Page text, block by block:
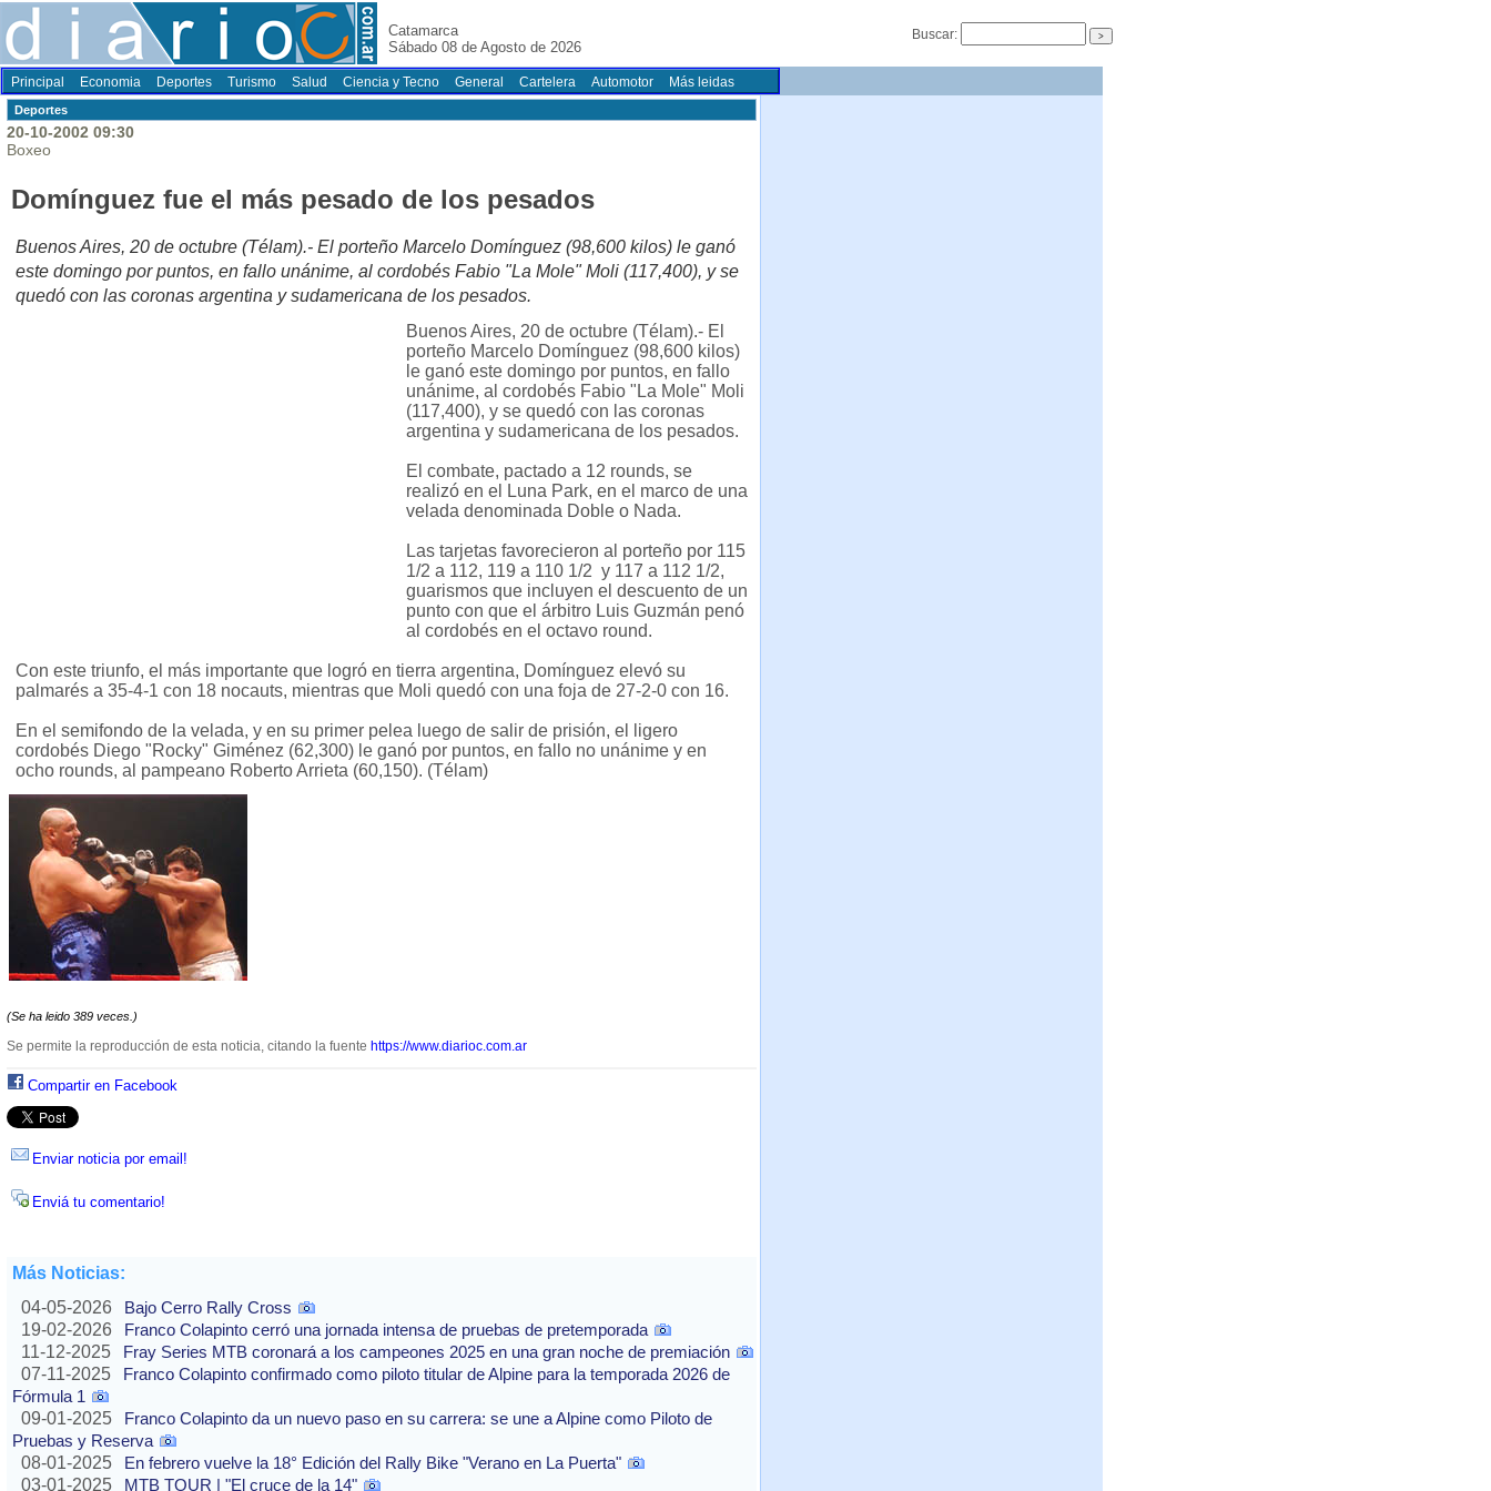
Catamarca
Sábado 08 de Agosto de 2026
Buscar:
Principal Economia Deportes Turismo Salud Ciencia y Tecno General Cartelera Automotor Más leidas
Deportes
20-10-2002 09:30
Boxeo
Domínguez fue el más pesado de los pesados
Buenos Aires, 20 de octubre (Télam).- El porteño Marcelo Domínguez (98,600 kilos) le ganó
este domingo por puntos, en fallo unánime, al cordobés Fabio "La Mole" Moli (117,400), y se
quedó con las coronas argentina y sudamericana de los pesados.
Buenos Aires, 20 de octubre (Télam).- El
porteño Marcelo Domínguez (98,600 kilos)
le ganó este domingo por puntos, en fallo
unánime, al cordobés Fabio "La Mole" Moli
(117,400), y se quedó con las coronas
argentina y sudamericana de los pesados.
El combate, pactado a 12 rounds, se
realizó en el Luna Park, en el marco de una
velada denominada Doble o Nada.
Las tarjetas favorecieron al porteño por 115
1/2 a 112, 119 a 110 1/2 y 117 a 112 1/2,
guarismos que incluyen el descuento de un
punto con que el árbitro Luis Guzmán penó
al cordobés en el octavo round.
Con este triunfo, el más importante que logró en tierra argentina, Domínguez elevó su
palmarés a 35-4-1 con 18 nocauts, mientras que Moli quedó con una foja de 27-2-0 con 16.
En el semifondo de la velada, y en su primer pelea luego de salir de prisión, el ligero
cordobés Diego "Rocky" Giménez (62,300) le ganó por puntos, en fallo no unánime y en
ocho rounds, al pampeano Roberto Arrieta (60,150). (Télam)
(Se ha leido 389 veces.)
Se permite la reproducción de esta noticia, citando la fuente https://www.diarioc.com.ar
Compartir en Facebook
Enviar noticia por email!
Enviá tu comentario!
Más Noticias:
04-05-2026
Bajo Cerro Rally Cross
19-02-2026
Franco Colapinto cerró una jornada intensa de pruebas de pretemporada
11-12-2025
Fray Series MTB coronará a los campeones 2025 en una gran noche de premiación
07-11-2025
Franco Colapinto confirmado como piloto titular de Alpine para la temporada 2026 de
Fórmula 1
09-01-2025
Franco Colapinto da un nuevo paso en su carrera: se une a Alpine como Piloto de
Pruebas y Reserva
08-01-2025
En febrero vuelve la 18° Edición del Rally Bike "Verano en La Puerta"
03-01-2025
MTB TOUR | "El cruce de la 14"